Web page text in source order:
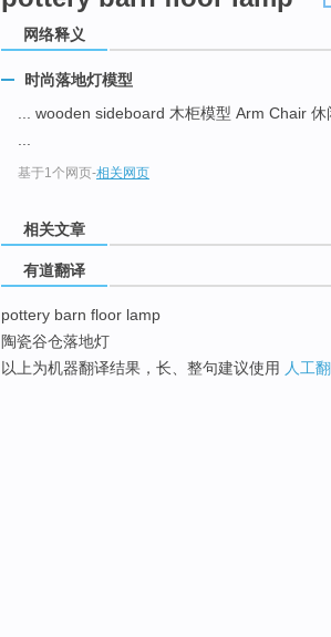
网络释义
时尚落地灯模型
... wooden sideboard 木柜模型 Arm Chair 休
基于1个网页-相关网页
相关文章
有道翻译
pottery barn floor lamp
陶瓷谷仓落地灯
以上为机器翻译结果，长、整句建议使用 人工